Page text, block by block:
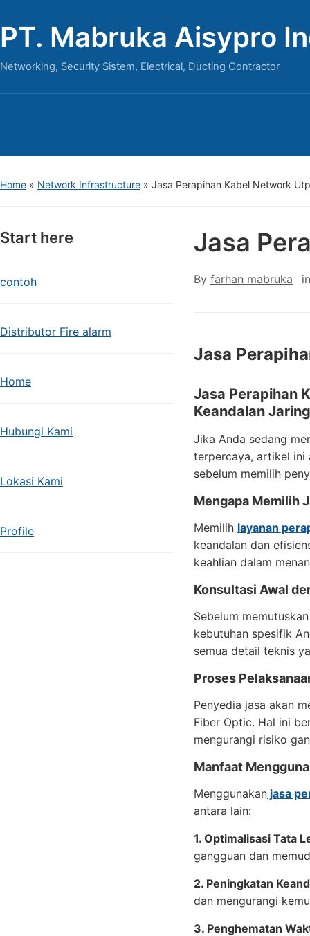
PT. Mabruka Aisypro
Networking, Security Sistem, Electrical, Ducting Contractor
Home » Network Infrastructure » Jasa Perapihan Kabel Network
Start here
contoh
Distributor Fire alarm
Home
Hubungi Kami
Lokasi Kami
Profile
Jasa
By farhan mabruka
Jasa
Jasa Perapihan
Keandalan
Jika Anda sedang
terpercaya, artikel ini
sebelum memilih
Mengapa Memilih
Memilih layanan
keandalan dan
keahlian dalam
Konsultasi Awal
Sebelum
kebutuhan spesifik
semua detail teknis
Proses
Penyedia jasa akan
Fiber Optic. Hal ini
mengurangi risiko
Manfaat
Menggunakan jasa
antara lain:
1. Optimalisasi Tata
gangguan dan
2. Peningkatan
dan mengurangi
3. Penghematan